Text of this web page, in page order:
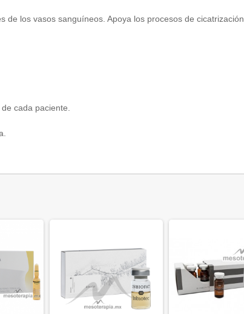
los vasos sanguíneos. Apoya los procesos de cicatrización.
cada paciente.